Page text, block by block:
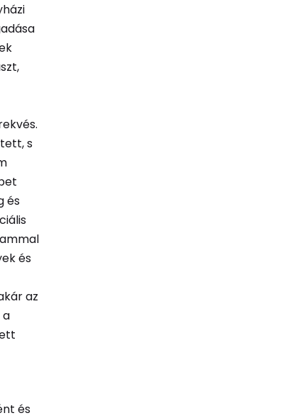
s
és
és
az
a
és